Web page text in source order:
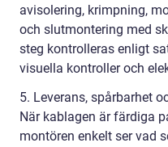
avisolering, krimpning,
och slutmontering med
steg kontrolleras enligt
visuella kontroller och
5. Leverans, spårbarhet
När kablagen är färdiga
montören enkelt ser vad